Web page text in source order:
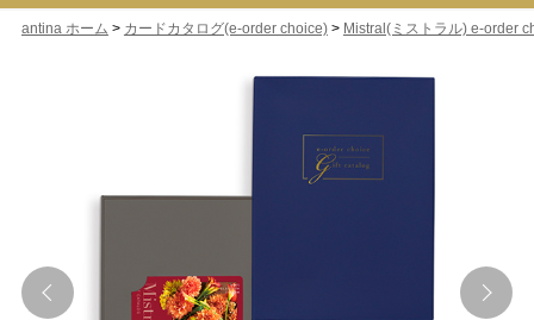
antina ホーム > カードカタログ(e-order choice)> Mistral(ミストラル) e-order